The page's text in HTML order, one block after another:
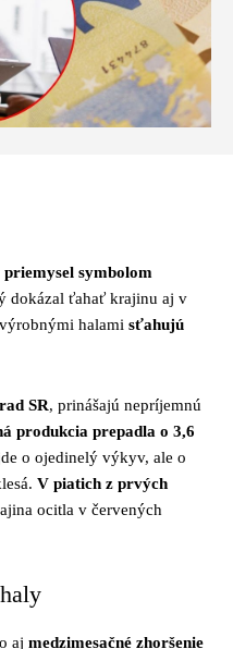
priemysel symbolom
dokázal ťahať krajinu aj v
halami sťahujú
SR, prinášajú nepríjemnú
produkcia prepadla o 3,6
o ojedinelý výkyv, ale o
V piatich z prvých
ocitla v červených
aj medzimesačné zhoršenie